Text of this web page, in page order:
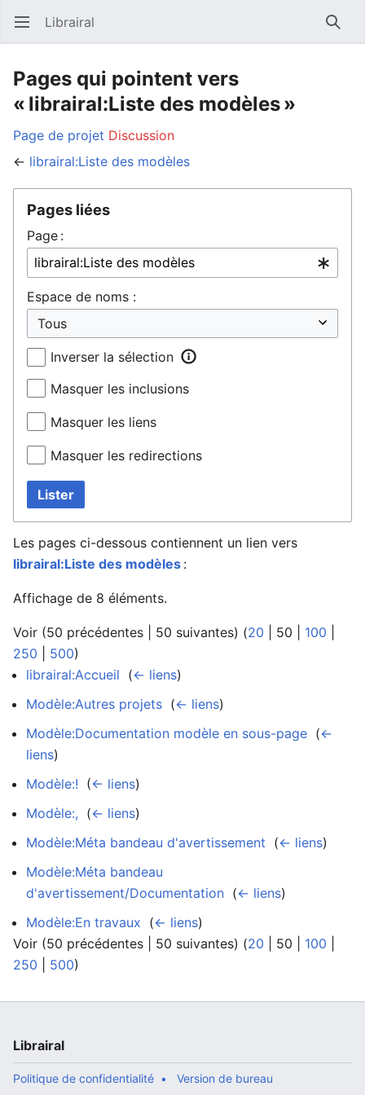
Ouvrir le menu principal Librairal
Pages qui pointent vers
« librairal:Liste des modèles »
Page de projet Discussion
← librairal:Liste des modèles
Pages liées
Page :
Espace de noms :
Inverser la sélection
Masquer les inclusions
Masquer les liens
Masquer les redirections
Lister
Les pages ci-dessous contiennent un lien vers
librairal:Liste des modèles :
Affichage de 8 éléments.
Voir (50 précédentes 50 suivantes) (20 50 100
250
500)
librairal:Accueil (← liens)
Modèle:Autres projets (← liens)
Modèle:Documentation modèle en sous-page (←
liens)
Modèle:! (← liens)
Modèle:, (← liens)
Modèle:Méta bandeau d'avertissement (← liens)
Modèle:Méta bandeau
d'avertissement/Documentation (← liens)
Modèle:En travaux (← liens)
Voir (50 précédentes 50 suivantes) (20 50 100
250
500)
Librairal
Politique de confidentialité Version de bureau